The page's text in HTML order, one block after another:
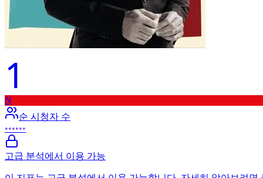
1
N
순 시청자 수
••••••
고급 분석에서 이용 가능